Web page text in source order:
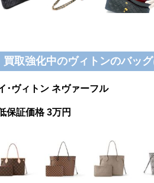
買取強化中のヴィトンのバッ
･ヴィトン ネヴァーフル
保証価格 3万円